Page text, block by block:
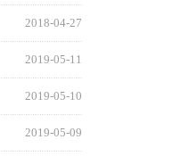
2018-04-27
2019-05-11
2019-05-10
2019-05-09